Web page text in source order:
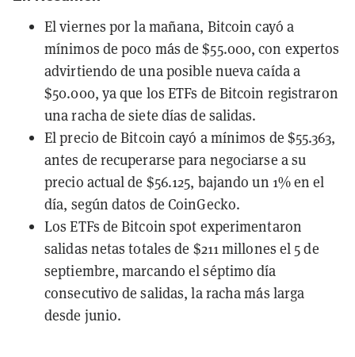
El viernes por la mañana, Bitcoin cayó a
mínimos de poco más de $55.000, con expertos
advirtiendo de una posible nueva caída a
$50.000, ya que los ETFs de Bitcoin registraron
una racha de siete días de salidas.
El precio de Bitcoin cayó a mínimos de $55.363,
antes de recuperarse para negociarse a su
precio actual de $56.125, bajando un 1% en el
día, según datos de CoinGecko.
Los ETFs de Bitcoin spot experimentaron
salidas netas totales de $211 millones el 5 de
septiembre, marcando el séptimo día
consecutivo de salidas, la racha más larga
desde junio.